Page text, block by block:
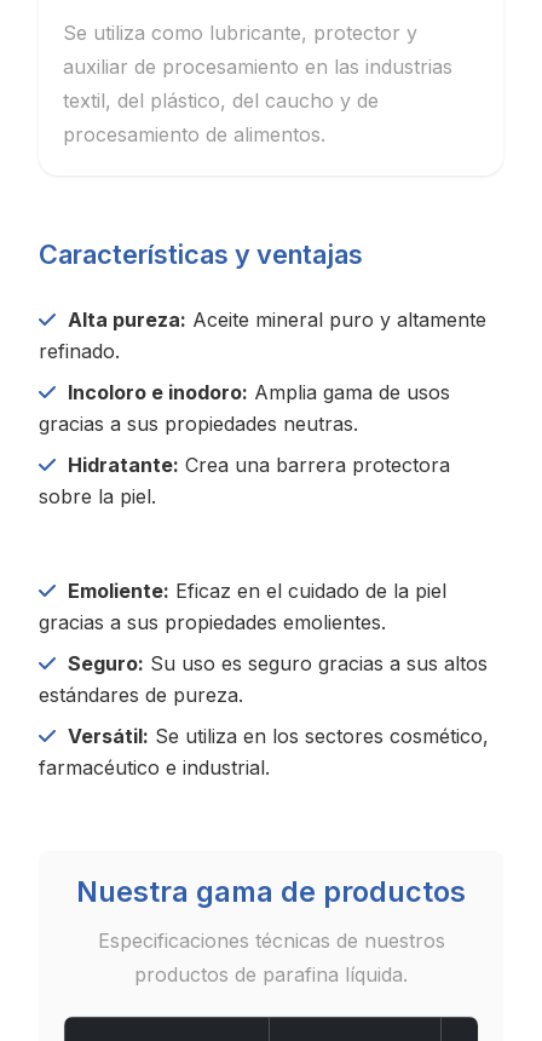
Se utiliza como lubricante, protector y
auxiliar de procesamiento en las industrias
textil, del plástico, del caucho y de
procesamiento de alimentos.
Características y ventajas
Alta pureza: Aceite mineral puro y altamente
refinado.
Incoloro e inodoro: Amplia gama de usos
gracias a sus propiedades neutras.
Hidratante: Crea una barrera protectora
sobre la piel.
Emoliente: Eficaz en el cuidado de la piel
gracias a sus propiedades emolientes.
Seguro: Su uso es seguro gracias a sus altos
estándares de pureza.
Versátil: Se utiliza en los sectores cosmético,
farmacéutico e industrial.
Nuestra gama de productos
Especificaciones técnicas de nuestros
productos de parafina líquida.